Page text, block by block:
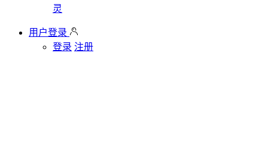
灵
用户登录
登录 注册